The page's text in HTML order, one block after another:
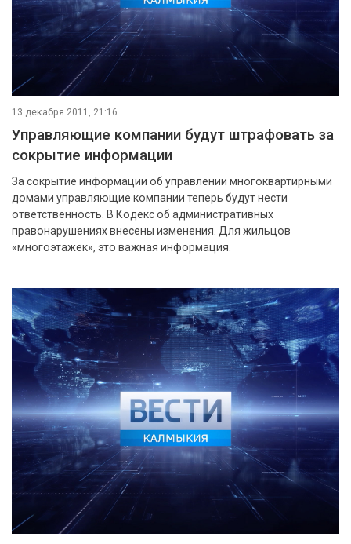
13 декабря 2011, 21:16
Управляющие компании будут штрафовать за
сокрытие информации
За сокрытие информации об управлении многоквартирными
домами управляющие компании теперь будут нести
ответственность. В Кодекс об административных
правонарушениях внесены изменения. Для жильцов
«многоэтажек», это важная информация.